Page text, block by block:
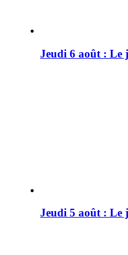
Jeudi 6 août : Le
Jeudi 5 août : Le